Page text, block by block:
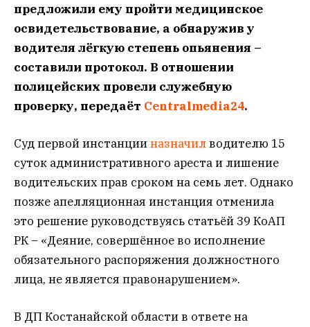
предложили ему пройти медицинское
освидетельствование, а обнаружив у
водителя лёгкую степень опьянения –
составили протокол. В отношении
полицейских провели служебную
проверку, передаёт Centralmedia24.
Суд первой инстанцииназначилводителю 15
суток административного ареста и лишение
водительских прав сроком на семь лет. Однако
позже апелляционная инстанция отменила
это решение руководствуясь статьёй 39 КоАП
РК – «Деяние, совершённое во исполнение
обязательного распоряжения должностного
лица, не является правонарушением».
В ДП Костанайской области в ответе на